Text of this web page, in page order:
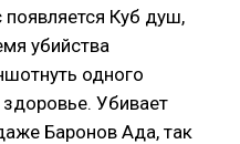
появляется Куб душ,
убийства
одного
Убивает
Баронов Ада, так